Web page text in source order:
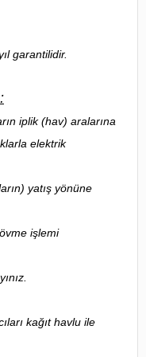
garantilidir.
iplik (hav) aralarına
elektrik
yatış yönüne
işlemi
kağıt havlu ile